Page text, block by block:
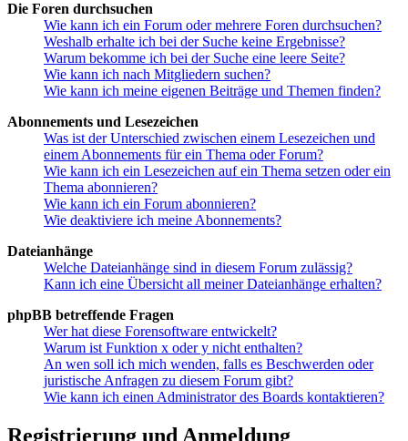
Die Foren durchsuchen
Wie kann ich ein Forum oder mehrere Foren durchsuchen?
Weshalb erhalte ich bei der Suche keine Ergebnisse?
Warum bekomme ich bei der Suche eine leere Seite?
Wie kann ich nach Mitgliedern suchen?
Wie kann ich meine eigenen Beiträge und Themen finden?
Abonnements und Lesezeichen
Was ist der Unterschied zwischen einem Lesezeichen und
einem Abonnements für ein Thema oder Forum?
Wie kann ich ein Lesezeichen auf ein Thema setzen oder ein
Thema abonnieren?
Wie kann ich ein Forum abonnieren?
Wie deaktiviere ich meine Abonnements?
Dateianhänge
Welche Dateianhänge sind in diesem Forum zulässig?
Kann ich eine Übersicht all meiner Dateianhänge erhalten?
phpBB betreffende Fragen
Wer hat diese Forensoftware entwickelt?
Warum ist Funktion x oder y nicht enthalten?
An wen soll ich mich wenden, falls es Beschwerden oder
juristische Anfragen zu diesem Forum gibt?
Wie kann ich einen Administrator des Boards kontaktieren?
Registrierung und Anmeldung